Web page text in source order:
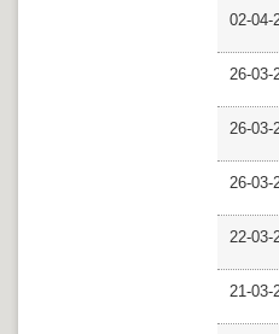
02-04-
26-03-
26-
26-
22-03-
21-